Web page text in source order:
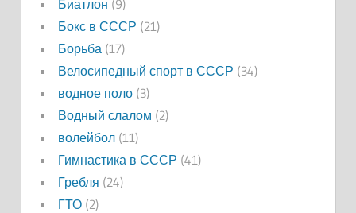
Биатлон (9)
Бокс в СССР (21)
Борьба (17)
Велосипедный спорт в СССР (34)
водное поло(3)
Водный слалом (2)
волейбол(11)
Гимнастика в СССР (41)
Гребля (24)
ГТО(2)